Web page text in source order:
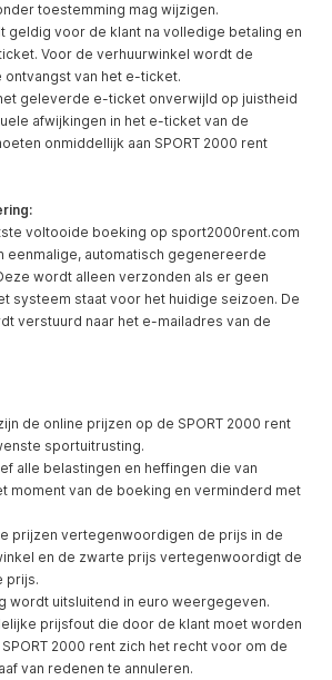
toestemming mag wijzigen.
geldig voor de klant na volledige betaling en
Voor de verhuurwinkel wordt de
van het e-ticket.
geleverde e-ticket onverwijld op juistheid
afwijkingen in het e-ticket van de
onmiddellijk aan SPORT 2000 rent
voltooide boeking op sport2000rent.com
eenmalige, automatisch gegenereerde
wordt alleen verzonden als er geen
systeem staat voor het huidige seizoen. De
verstuurd naar het e-mailadres van de
de online prijzen op de SPORT 2000 rent
sportuitrusting.
alle belastingen en heffingen die van
moment van de boeking en verminderd met
prijzen vertegenwoordigen de prijs in de
en de zwarte prijs vertegenwoordigt de
prijs.
wordt uitsluitend in euro weergegeven.
prijsfout die door de klant moet worden
2000 rent zich het recht voor om de
van redenen te annuleren.